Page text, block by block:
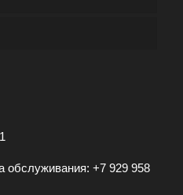
обслуживания: +7 929 958